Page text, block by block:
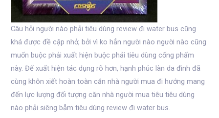
Câu hỏi người nào phải tiêu dùng review đi water bus cũng
khá được đề cập nhở, bởi vì ko hẳn người nào người nào cũng
muốn buộc phải xuất hiện buộc phải tiêu dùng cống phẩm
này. Để xuất hiện tác dụng rõ hơn, hạnh phúc làn da đình đã
cùng khôn xiết hoàn toàn căn nhà người mua đi hướng mang
đến lực lượng đối tượng căn nhà người mua tiêu tiêu dùng
nào phải siêng bẵm tiêu dùng review đi water bus.